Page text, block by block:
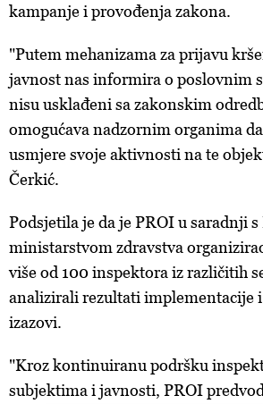
kampanje i provođenja zakona.
"Putem mehanizama za prijavu
javnost nas informira o poslovnim
nisu usklađeni sa zakonskim
omogućava nadzornim organima
usmjere svoje aktivnosti na te
Čerkić.
Podsjetila je da je PROI u saradnji
ministarstvom zdravstva
više od 100 inspektora iz različitih
analizirali rezultati implementacije
izazovi.
"Kroz kontinuiranu podršku
subjektima i javnosti, PROI